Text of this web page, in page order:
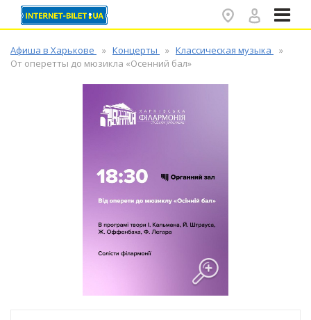
Афиша в Харькове Концерты
Классическая музыка
От оперетты до мюзикла «Осенний бал»